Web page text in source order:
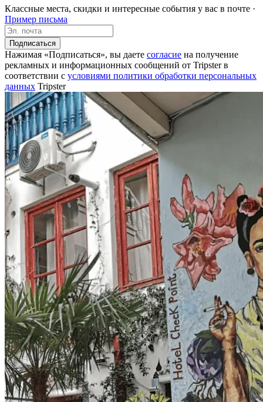
Классные места, скидки и интересные события у вас в почте ·
Пример письма
Подписаться
Нажимая «Подписаться», вы даете согласие на получение
рекламных и информационных сообщений от Tripster в
соответствии c условиями политики обработки персональных
данных Tripster